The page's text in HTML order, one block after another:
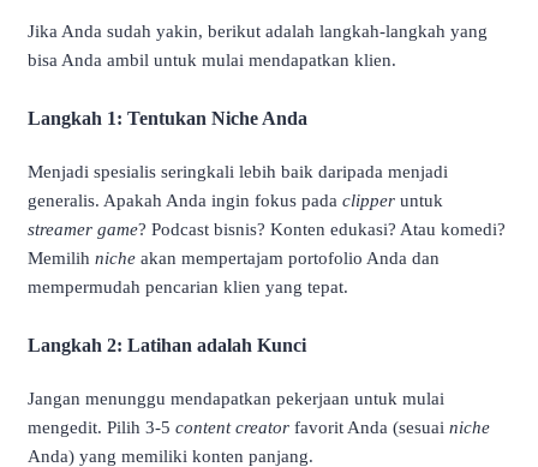
Jika Anda sudah yakin, berikut adalah langkah-langkah yang
bisa Anda ambil untuk mulai mendapatkan klien.
Langkah 1: Tentukan Niche Anda
Menjadi spesialis seringkali lebih baik daripada menjadi
generalis. Apakah Anda ingin fokus pada clipper untuk
streamer game? Podcast bisnis? Konten edukasi? Atau komedi?
Memilih niche akan mempertajam portofolio Anda dan
mempermudah pencarian klien yang tepat.
Langkah 2: Latihan adalah Kunci
Jangan menunggu mendapatkan pekerjaan untuk mulai
mengedit. Pilih 3-5 content creator favorit Anda (sesuai niche
Anda) yang memiliki konten panjang.